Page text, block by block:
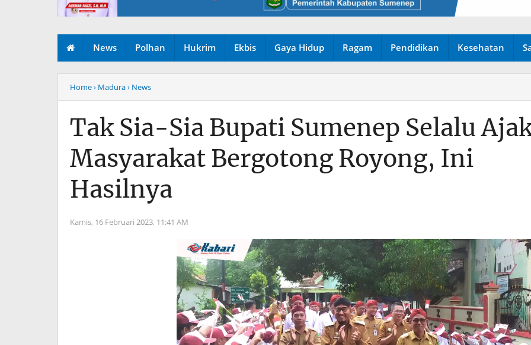
News Polhan Hukrim Ekbis Gaya Hidup Ragam Pendidikan Kesehatan
Home› Madura› News
Tak Sia-Sia Bupati Sumenep Selalu
Masyarakat Bergotong Royong, Ini
Hasilnya
Kamis, 16 Februari 2023, 11:41 AM